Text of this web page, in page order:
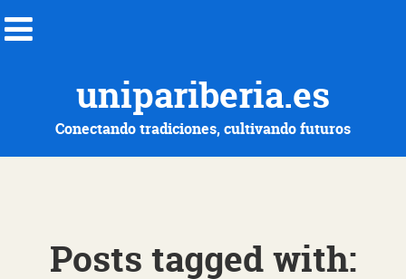
unipariberia.es
Conectando tradiciones, cultivando futuros
Posts tagged with: